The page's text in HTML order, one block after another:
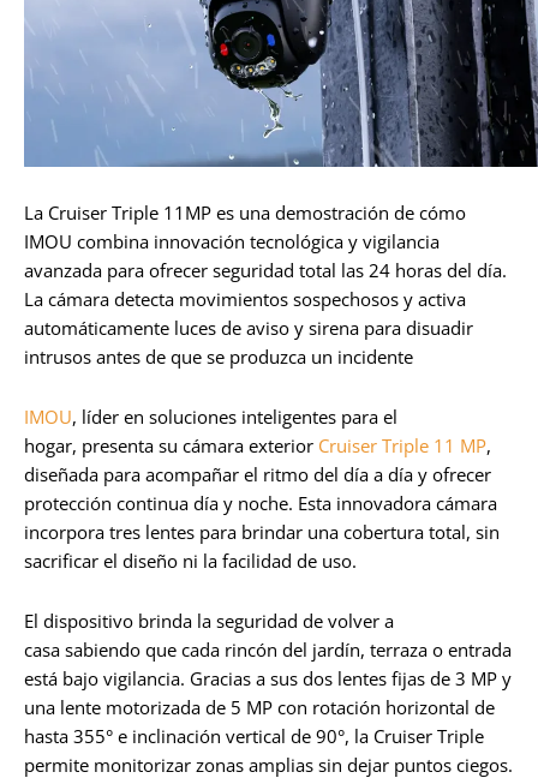
La Cruiser Triple 11MP es una demostración de cómo
IMOU combina innovación tecnológica y vigilancia
avanzada para ofrecer seguridad total las 24 horas del día.
La cámara detecta movimientos sospechosos y activa
automáticamente luces de aviso y sirena para disuadir
intrusos antes de que se produzca un incidente
IMOU, líder en soluciones inteligentes para el
hogar, presenta su cámara exterior Cruiser Triple 11 MP,
diseñada para acompañar el ritmo del día a día y ofrecer
protección continua día y noche. Esta innovadora cámara
incorpora tres lentes para brindar una cobertura total, sin
sacrificar el diseño ni la facilidad de uso.
El dispositivo brinda la seguridad de volver a
casa sabiendo que cada rincón del jardín, terraza o entrada
está bajo vigilancia. Gracias a sus dos lentes fijas de 3 MP y
una lente motorizada de 5 MP con rotación horizontal de
hasta 355° e inclinación vertical de 90°, la Cruiser Triple
permite monitorizar zonas amplias sin dejar puntos ciegos.